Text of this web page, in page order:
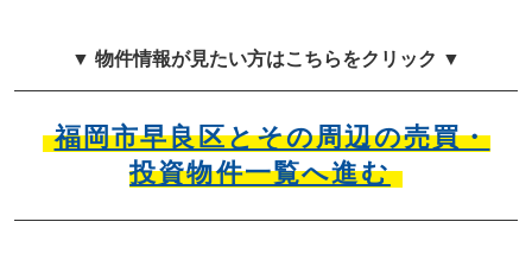
▼ 物件情報が見たい方はこちらをクリック ▼
福岡市早良区とその周辺の売買・
投資物件一覧へ進む